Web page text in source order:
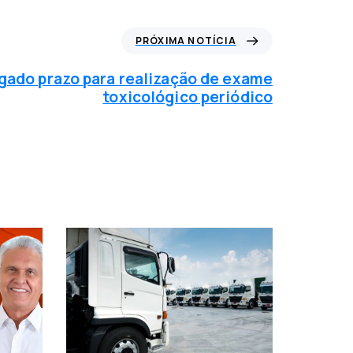
PRÓXIMA NOTÍCIA
prazo para realização de exame
toxicológico periódico